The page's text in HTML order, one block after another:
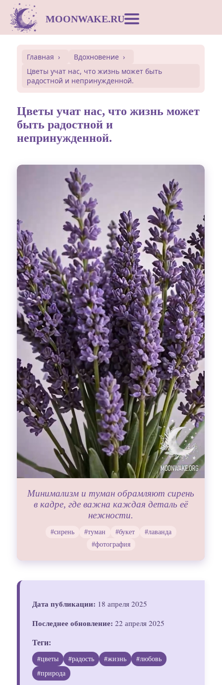
MOONWAKE.RU
Сонник
Открытки
Совместимость
Символы
Гадания
Красоты!
Fashion
Главная
Вдохновение
Цветы учат нас, что жизнь может быть
радостной и непринужденной.
Цветы учат нас, что жизнь может
быть радостной и
непринужденной.
Выдох
Минимализм и туман обрамляют сирень
в кадре, где важна каждая деталь её
нежности.
#сирень #туман #букет
#лаванда
#фотография
Дата публикации: 18 апреля 2025
Последнее обновление: 22 апреля 2025
Теги:
#цветы #радость #жизнь
#любовь
#природа